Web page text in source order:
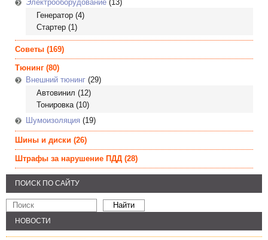
Электрооборудование (13)
Генератор (4)
Стартер (1)
Советы (169)
Тюнинг (80)
Внешний тюнинг (29)
Автовинил (12)
Тонировка(10)
Шумоизоляция (19)
Шины и диски (26)
Штрафы за нарушение ПДД (28)
ПОИСК ПО САЙТУ
НОВОСТИ